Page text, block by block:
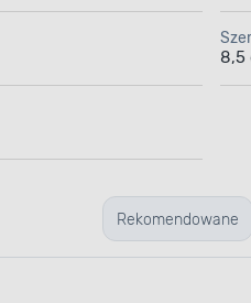
8,5
Rekomendowane